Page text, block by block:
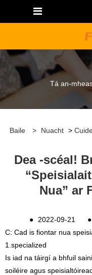
Tá an-
Baile > Nuacht >
Dea -scéal!
Nua” ar
● 2022-09-21 ●
C: Cad is fiontar nua
1.specialized
Is iad na táirgí a bhfuil
soiléire agus